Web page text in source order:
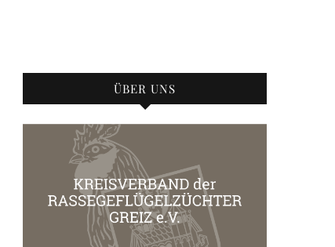
ÜBER UNS